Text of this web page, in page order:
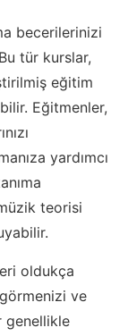
becerilerinizi
tür kurslar,
eğitim
Eğitmenler,
yardımcı
teorisi
oldukça
görmenizi ve
genellikle